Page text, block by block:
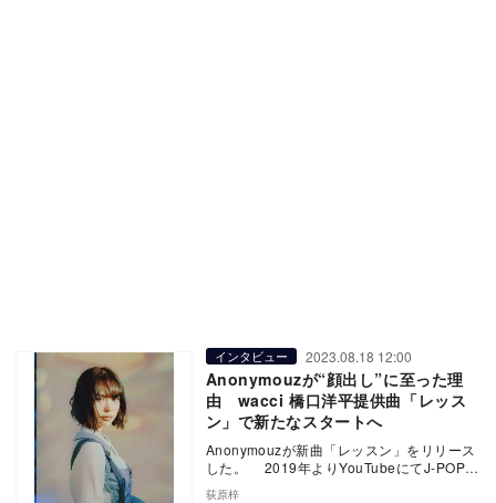
インタビュー 2023.08.18 12:00
Anonymouzが“顔出し”に至った理
由 wacci 橋口洋平提供曲「レッス
ン」で新たなスタートへ
Anonymouzが新曲「レッスン」をリリース
した。 2019年よりYouTubeにてJ-POPの
英語カバーをスタートし、そ…
荻原梓